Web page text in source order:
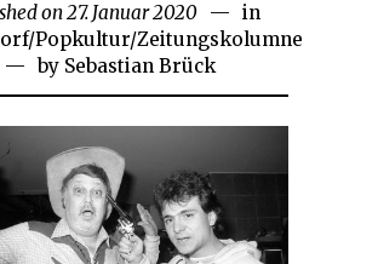
on27. Januar 202028.
Januar
2020
in
/Popkultur/Zeitungskolumne
by Sebastian Brück